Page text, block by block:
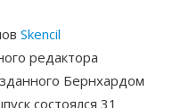
Skencil
редактора
Бернхардом
состоялся 31